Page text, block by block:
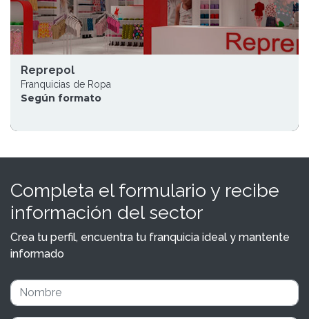
Reprepol
Franquicias de Ropa
Según formato
Completa el formulario y recibe
información del sector
Crea tu perfil, encuentra tu franquicia ideal y mantente
informado